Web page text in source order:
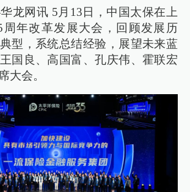
龙网讯 5月13日，中国太保在上
周年改革发展大会，回顾发展历
型，系统总结经验，展望未来蓝
国良、高国富、孔庆伟、霍联宏
大会。